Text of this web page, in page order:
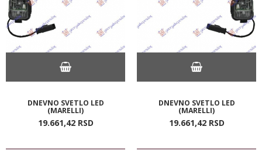
DNEVNO SVETLO LED
(MARELLI)
19.661,42 RSD
DNEVNO SVETLO LED
(MARELLI)
19.661,42 RSD